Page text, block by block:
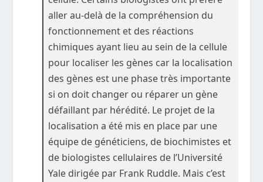
aller au-delà de la compréhension du
fonctionnement et des réactions
chimiques ayant lieu au sein de la cellule
pour localiser les gènes car la localisation
des gènes est une phase très importante
si on doit changer ou réparer un gène
défaillant par hérédité. Le projet de la
localisation a été mis en place par une
équipe de généticiens, de biochimistes et
de biologistes cellulaires de l’Université
Yale dirigée par Frank Ruddle. Mais c’est